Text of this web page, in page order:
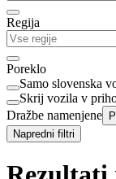
Regija
Poreklo
Samo slovenska
Skrij vozila v
Dražbe namenjene
Napredni filtri